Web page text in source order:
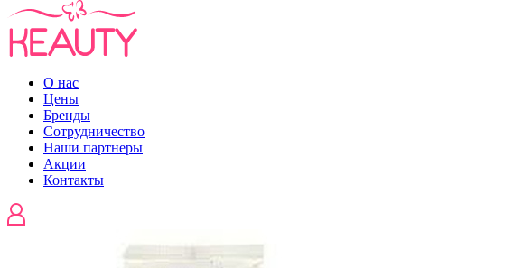
О нас
Цены
Бренды
Сотрудничество
Наши партнеры
Акции
Контакты